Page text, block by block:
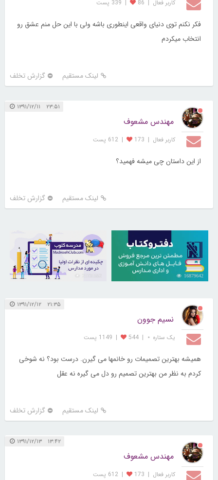
کاربر فعال 86 339 پست
فکر نکنم توی دنیای واقعی اینطوری باشه ولی با این حل منم عشق رو
انتخاب میکردم
لینک مستقیم گزارش تخلف
۲۳:۵۱ ۱۳۹۱/۱۲/۱۱
مهندس مشعوف
کاربر فعال |
173
| 612 پست
از این داستان چی میشه فهمید؟
لینک مستقیم گزارش تخلف
16879642
۲۱:۳۵ ۱۳۹۱/۱۲/۱۲
نسیم جوون
یک ستاره ⋆ |
544
| 1149 پست
همیشه بهترین تصمیمات رو خانمها می گیرن. درست بود؟ نه شوخی
کردم به نظر من بهترین تصمیم رو دل می گیره نه عقل
لینک مستقیم گزارش تخلف
۱۳:۴۲ ۱۳۹۱/۱۲/۱۳
مهندس مشعوف
کاربر فعال |
173
| 612 پست